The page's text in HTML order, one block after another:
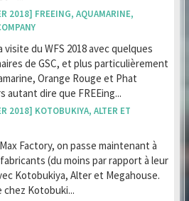
2018] FREEING, AQUAMARINE,
visite du WFS 2018 avec quelques
de GSC, et plus particulièrement
Orange Rouge et Phat
autant dire que FREEing...
2018] KOTOBUKIYA, ALTER ET
Factory, on passe maintenant à
(du moins par rapport à leur
Kotobukiya, Alter et Megahouse.
chez Kotobuki...